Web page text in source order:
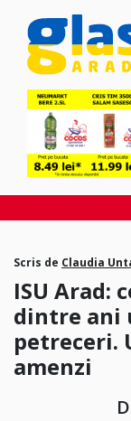
Scris de Claudia
ISU Arad:
dintre ani
petreceri.
amenzi